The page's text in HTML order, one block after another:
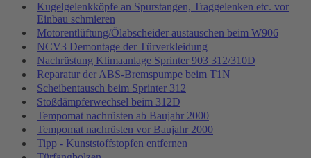
Kugelgelenkköpfe an Spurstangen, Traggelenken etc. vor
Einbau schmieren
Motorentlüftung/Ölabscheider austauschen beim W906
NCV3 Demontage der Türverkleidung
Nachrüstung Klimaanlage Sprinter 903 312/310D
Reparatur der ABS-Bremspumpe beim T1N
Scheibentausch beim Sprinter 312
Stoßdämpferwechsel beim 312D
Tempomat nachrüsten ab Baujahr 2000
Tempomat nachrüsten vor Baujahr 2000
Tipp - Kunststoffstopfen entfernen